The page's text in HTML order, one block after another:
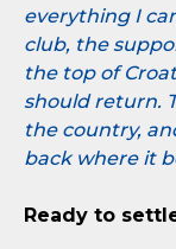
everything I
club, the
the top of
should return.
the country,
back where it
Ready to